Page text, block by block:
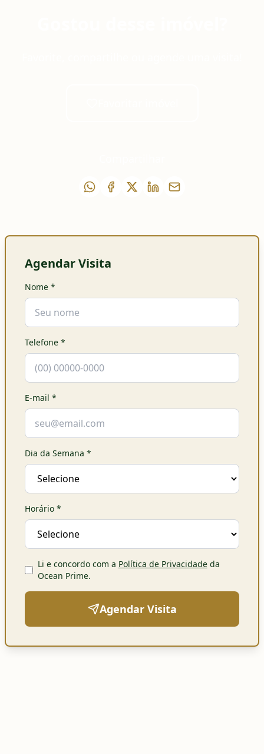
Agendar Visita
Nome *
Telefone *
E-mail *
Dia da Semana *
Horário *
Li e concordo com a Política de Privacidadeda
Ocean Prime.
Agendar Visita